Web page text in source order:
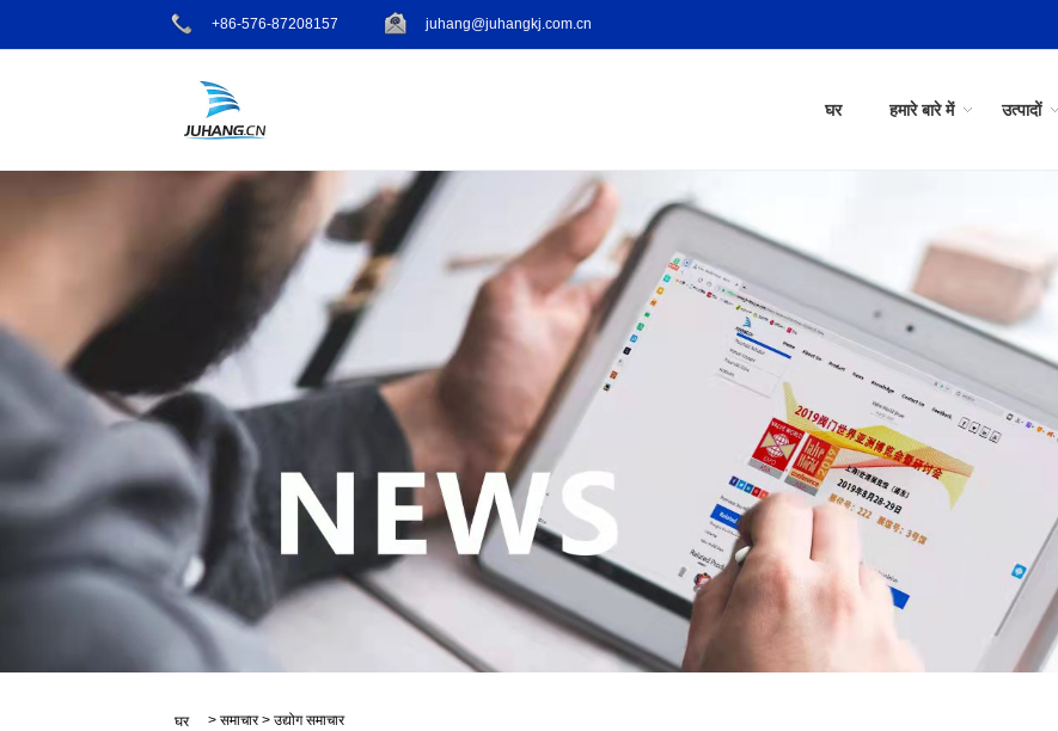
+86-576-87208157 juhang@juhangkj.com.cn
घर हमारे बारे में उत्पादों
घर > समाचार > उद्योग समाचार